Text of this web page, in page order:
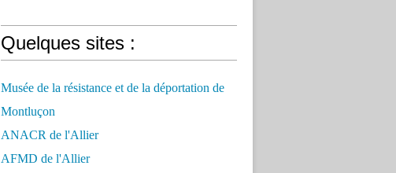
Quelques sites :
Musée de la résistance et de la déportation de
Montluçon
ANACR de l'Allier
AFMD de l'Allier